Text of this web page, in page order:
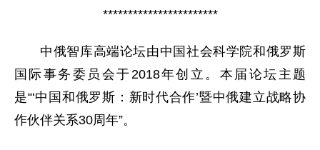
***********************
中俄智库高端论坛由中国社会科学院和俄罗斯
国际事务委员会于2018年创立。本届论坛主题
是“‘中国和俄罗斯：新时代合作’暨中俄建立战略协
作伙伴关系30周年”。